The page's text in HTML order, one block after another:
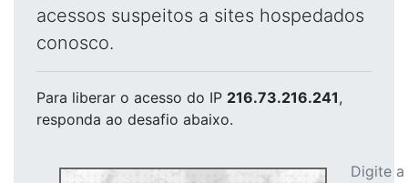
acessos suspeitos a sites hospedados
conosco.
Para liberar o acesso do IP 216.73.216.241,
responda ao desafio abaixo.
Digite